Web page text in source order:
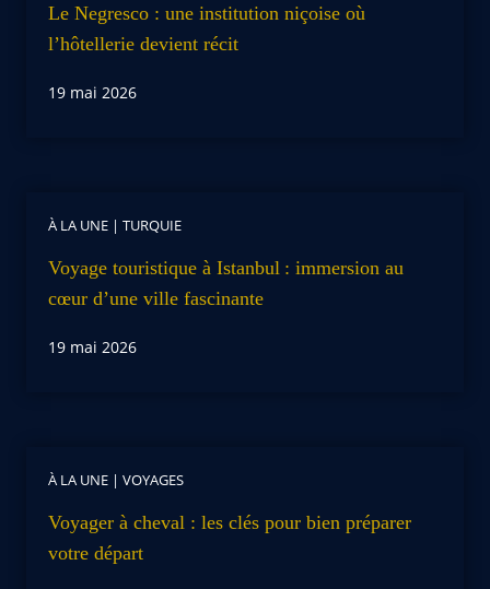
Le Negresco : une institution niçoise où
l’hôtellerie devient récit
19 mai 2026
À LA UNE | TURQUIE
Voyage touristique à Istanbul : immersion au
cœur d’une ville fascinante
19 mai 2026
À LA UNE | VOYAGES
Voyager à cheval : les clés pour bien préparer
votre départ